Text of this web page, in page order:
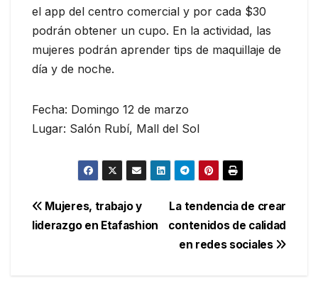
el app del centro comercial y por cada $30
podrán obtener un cupo. En la actividad, las
mujeres podrán aprender tips de maquillaje de
día y de noche.
Fecha: Domingo 12 de marzo
Lugar: Salón Rubí, Mall del Sol
Navegación
La tendencia de crear
contenidos de calidad
en redes sociales
Mujeres, trabajo y
liderazgo en Etafashion